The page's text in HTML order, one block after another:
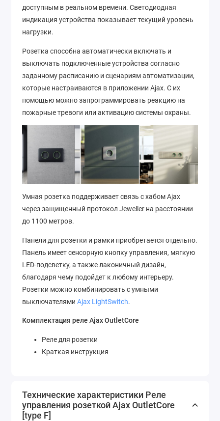
доступным в реальном времени. Светодиодная
индикация устройства показывает текущий уровень
нагрузки.
Розетка способна автоматически включать и
выключать подключенные устройства согласно
заданному расписанию и сценариям автоматизации,
которые настраиваются в приложении Ajax. С их
помощью можно запрограммировать реакцию на
пожарные тревоги или активацию системы охраны.
Умная розетка поддерживает связь с хабом Ajax
через защищенный протокол Jeweller на расстоянии
до 1100 метров.
Панели для розетки и рамки приобретается отдельно.
Панель имеет сенсорную кнопку управления, мягкую
LED-подсветку, а также лаконичный дизайн,
благодаря чему подойдет к любому интерьеру.
Розетки можно комбинировать с умными
выключателями Ajax LightSwitch.
Комплектация реле Ajax OutletCore
Реле для розетки
Краткая инструкция
Технические характеристики Реле
управления розеткой Ajax OutletCore
[type F]